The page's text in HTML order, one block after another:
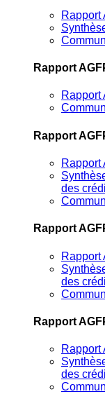
Rapport
Rapport
Rapport
Rapport
Rapport
des
Rapport
Rapport
des
Rapport
Rapport
des